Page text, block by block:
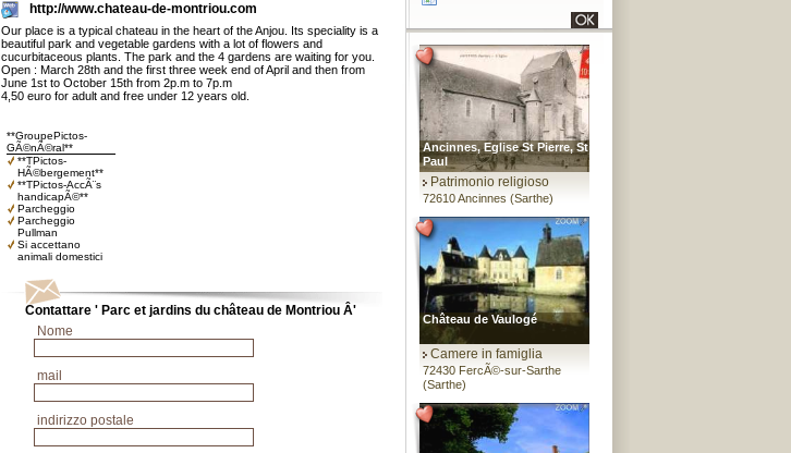
http://www.chateau-de-montriou.com
Our place is a typical chateau in the heart of the Anjou. Its speciality is a
beautiful park and vegetable gardens with a lot of flowers and
cucurbitaceous plants. The park and the 4 gardens are waiting for you.
Open : March 28th and the first three week end of April and then from
June 1st to October 15th from 2p.m to 7p.m
4,50 euro for adult and free under 12 years old.
**GroupePictos-
GÃ©nÃ©ral**
**TPictos-
HÃ©bergement**
**TPictos-AccÃ¨s
handicapÃ©**
Parcheggio
Parcheggio
Pullman
Si accettano
animali domestici
Contattare ' Parc et jardins du château de Montriou Â'
Nome
mail
indirizzo postale
Ancinnes, Eglise St Pierre, St
Paul
Patrimonio religioso
72610 Ancinnes (Sarthe)
Château de Vaulogé
Camere in famiglia
72430 FercÃ©-sur-Sarthe
(Sarthe)